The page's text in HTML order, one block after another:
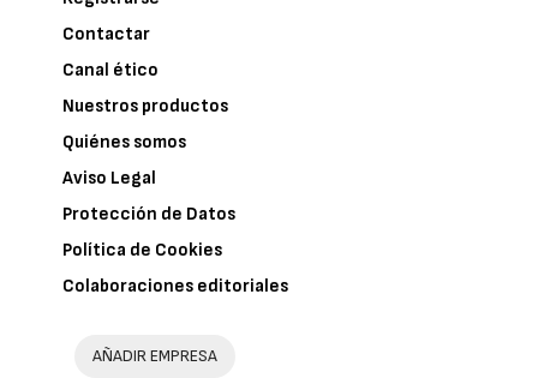
Contactar
Canal ético
Nuestros productos
Quiénes somos
Aviso Legal
Protección de Datos
Política de Cookies
Colaboraciones editoriales
AÑADIR EMPRESA